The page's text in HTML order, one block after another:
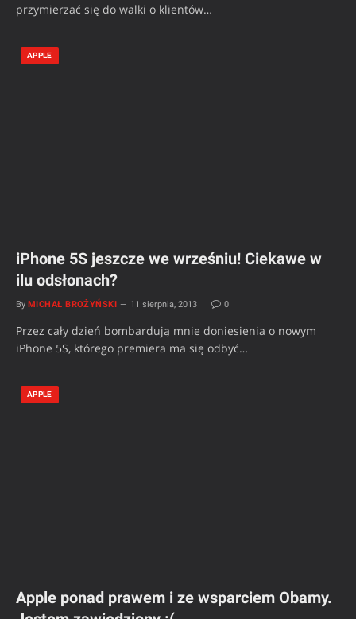
przymierzać się do walki o klientów…
APPLE
iPhone 5S jeszcze we wrześniu! Ciekawe w
ilu odsłonach?
By MICHAŁ BROŻYŃSKI 11 sierpnia, 2013 0
Przez cały dzień bombardują mnie doniesienia o nowym
iPhone 5S, którego premiera ma się odbyć…
APPLE
Apple ponad prawem i ze wsparciem Obamy.